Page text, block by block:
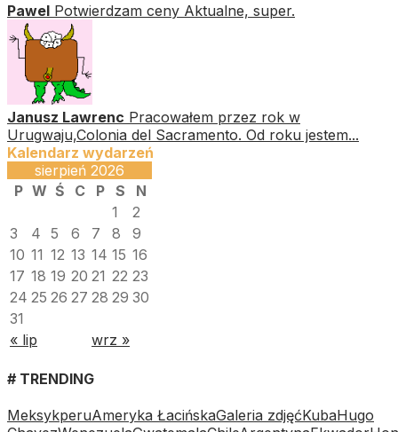
Pawel Potwierdzam ceny Aktualne, super.
Janusz Lawrenc Pracowałem przez rok w
Urugwaju,Colonia del Sacramento. Od roku jestem...
Kalendarz wydarzeń
sierpień 2026
P W Ś C P S
N
1
2
3
4 5 6 7 8
9
10 11 12 13 14 15 16
17 18 19 20 21 22 23
24 25 26 27 28 29 30
31
« lip
wrz »
# TRENDING
MeksykperuAmeryka ŁacińskaGaleria zdjęćKubaHugo